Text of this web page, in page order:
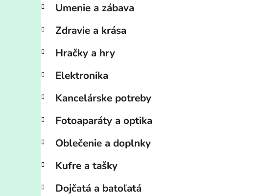
Umenie a zábava
Zdravie a krása
Hračky a hry
Elektronika
Kancelárske potreby
Fotoaparáty a optika
Oblečenie a doplnky
Kufre a tašky
Dojčatá a batoľatá